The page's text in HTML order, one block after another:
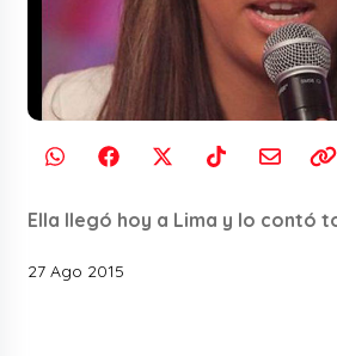
Ella llegó hoy a Lima y lo contó
27 Ago 2015